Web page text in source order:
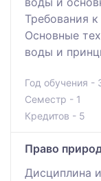
Требования
Основные
воды и
Год обучения -
Семестр - 1
Кредитов - 5
Право
Дисциплина